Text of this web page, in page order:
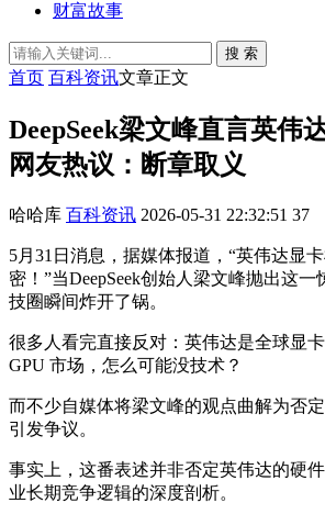
财富故事
搜 索
首页 百科资讯文章正文
DeepSeek梁文峰直言英伟
网友热议：断章取义
哈哈库 百科资讯 2026-05-31 22:32:51 37
5月31日消息，据媒体报道，“英伟达显
密！”当DeepSeek创始人梁文峰抛出这
技圈瞬间炸开了锅。
很多人看完直接反对：英伟达是全球显
GPU 市场，怎么可能没技术？
而不少自媒体将梁文峰的观点曲解为否
引发争议。
事实上，这番表述并非否定英伟达的硬
业长期竞争逻辑的深度剖析。